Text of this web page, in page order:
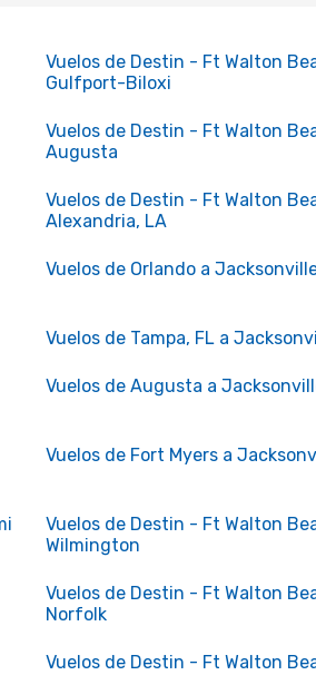
Vuelos de Destin - Ft Walton
Gulfport-Biloxi
Vuelos de Destin - Ft Walton
Augusta
Vuelos de Destin - Ft Walton
Alexandria, LA
Vuelos de Orlando a
Vuelos de Tampa, FL a
Vuelos de Augusta a
Vuelos de Fort Myers a
Vuelos de Destin - Ft Walton
Wilmington
Vuelos de Destin - Ft Walton
Norfolk
Vuelos de Destin - Ft Walton